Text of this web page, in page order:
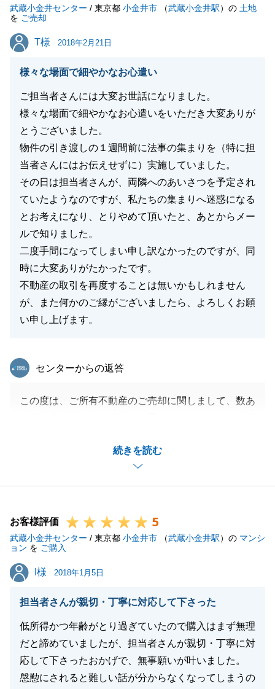
何かお役に立てることがありましたら、ぜひお声掛け
いただければ幸いです。
今後とも、引き続きよろしくお願いいたします。
閉じる
武蔵小金井センター / 東京都 小金井市 （武蔵小金井駅）の 土地
を ご売却
T様
T様 2018年2月21日
様々な場面で細やかなお心遣い
ご担当者さんには大変お世話になりました。
様々な場面で細やかなお心遣いをいただき大変ありが
とうございました。
物件の引き渡しの１週間前に法事の集まりを（特に担
当者さんにはお伝えせずに）実施していました。
その日は担当者さんが、両隣へのあいさつを予定され
ていたようなのですが、私たちの集まりへ迷惑になる
とお考えになり、とりやめて頂いたと、あとからメー
ルで知りました。
二度手間になってしまい申し訳なかったのですが、同
時に大変ありがたかったです。
不動産の取引を再度することは無いかもしれません
が、また何かのご縁がございましたら、よろしくお願
い申し上げます。
続きを読む
東急リバブル
センターからの返答
この度は、ご所有不動産のご売却に関しまして、数あ
ご契約の際、T様ももちろんですが、妹様にとって
も、大切な思い出がたくさん詰まったとても大事なご
実家なのだと強く感じました。
がとうございます。
また、何かありましたら、何でもお声掛けいただけれ
ば幸いです。
今後とも、よろしくお願いいたします。
閉じる
お客様評価 5
武蔵小金井センター / 東京都 小金井市 （武蔵小金井駅）の マンシ
ョン を ご購入
I様
I様 2018年1月5日
担当者さんが親切・丁寧に対応して下さった
低所得かつ年齢がとり過ぎていたので購入はまず無理
だと諦めていましたが、担当者さんが親切・丁寧に対
応して下さったおかげで、無事願いが叶いました。
慇懃にされると難しい話が分からなくなってしまうの